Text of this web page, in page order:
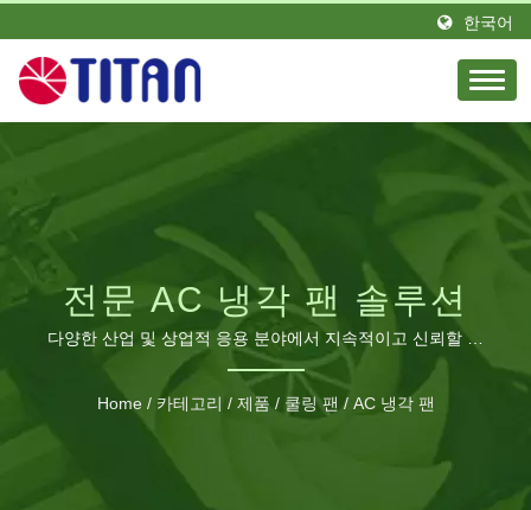
한국어
전문 AC 냉각 팬 솔루션
다양한 산업 및 상업적 응용 분야에서 지속적이고 신뢰할 수
있는 공기 흐름을 위해 설계되었습니다.
Home / 카테고리 / 제품 / 쿨링 팬 / AC 냉각 팬